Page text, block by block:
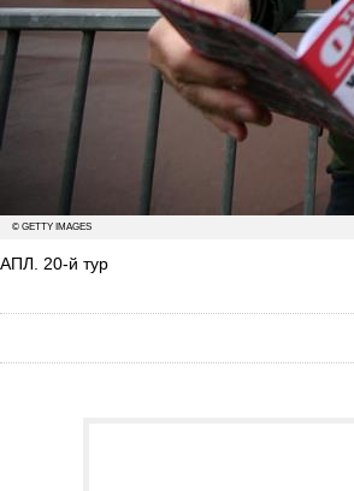
© GETTY IMAGES
АПЛ. 20-й тур